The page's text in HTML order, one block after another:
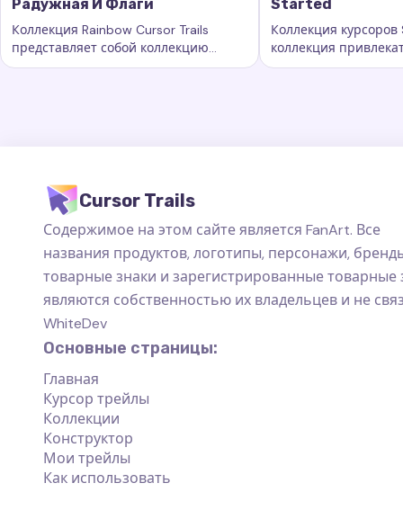
Радужная И Флаги
Коллекция Rainbow Cursor Trails
представляет собой коллекцию
захватывающих следов курсора
Ключевые слова:Радужная и флаги, кастомные следы
Started
Коллекция
коллекция
курсорных
Ключевые слова:
Cursor Trails
Содержимое на этом сайте является FanArt. Все
названия продуктов, логотипы, персонажи,
товарные знаки и зарегистрированные товарные
являются собственностью их владельцев и не
WhiteDev
Основные страницы:
Главная
Курсор трейлы
Коллекции
Конструктор
Мои трейлы
Как использовать